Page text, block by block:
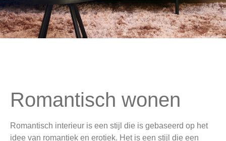
Romantisch wonen
Romantisch interieur is een stijl die is gebaseerd op het
idee van romantiek en erotiek. Het is een stijl die een